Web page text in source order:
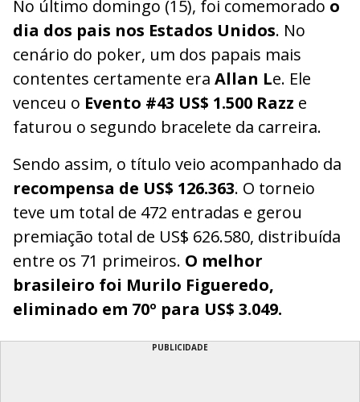
No último domingo (15), foi comemorado o
dia dos pais nos Estados Unidos. No
cenário do poker, um dos papais mais
contentes certamente era Allan Le. Ele
venceu o Evento #43 US$ 1.500 Razz e
faturou o segundo bracelete da carreira.
Sendo assim, o título veio acompanhado da
recompensa de US$ 126.363. O torneio
teve um total de 472 entradas e gerou
premiação total de US$ 626.580, distribuída
entre os 71 primeiros. O melhor
brasileiro foi Murilo Figueredo,
eliminado em 70º para US$ 3.049.
PUBLICIDADE